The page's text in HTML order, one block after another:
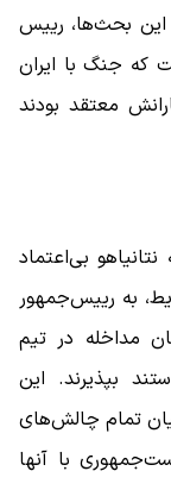
این بحث‌ها، رییس
که جنگ با ایران
معتقد بودند
بی‌اعتماد
به رییس‌جمهور
مداخله در تیم
بپذیرند. این
تمام چالش‌های
با آنها